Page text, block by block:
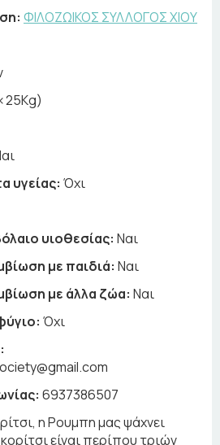
ΦΙΛΟΖΩΙΚΟΣ ΣΥΛΛΟΓΟΣ ΧΙΟΥ
υγείας: Όχι
υιοθεσίας: Ναι
με παιδιά: Ναι
με άλλα ζώα: Ναι
Όχι
6937386507
η Ρουμπη μας ψάχνει
είναι περίπου τριών